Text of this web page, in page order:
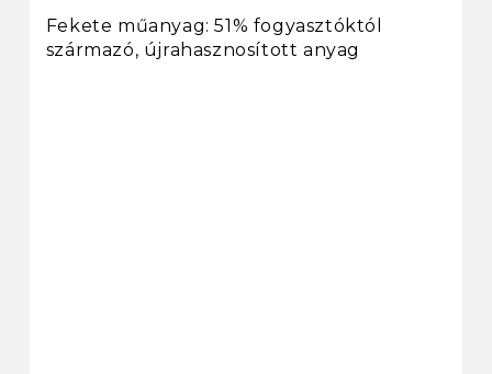
Fekete műanyag: 51% fogyasztóktól
származó, újrahasznosított anyag